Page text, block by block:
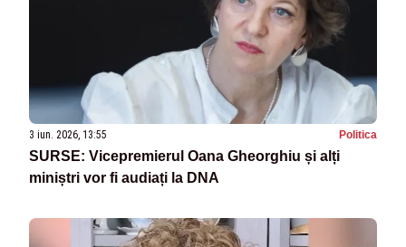
3 iun. 2026, 13:55 Politica
SURSE: Vicepremierul Oana Gheorghiu și alți
miniștri vor fi audiați la DNA